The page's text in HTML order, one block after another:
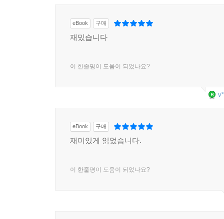
eBook 구매
재밌습니다
이 한줄평이 도움이 되었나요?
eBook 구매
재미있게 읽었습니다.
이 한줄평이 도움이 되었나요?